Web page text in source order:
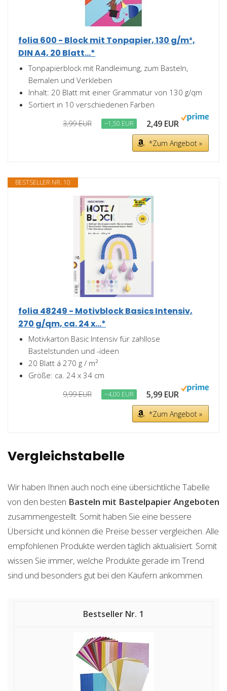
folia 600 - Block mit Tonpapier, 130 g/m²,
DIN A4, 20 Blatt...*
Tonpapierblock mit Randleimung, zum Basteln,
Bemalen und Verkleben
Inhalt: 20 Blatt mit einer Grammatur von 130 g/qm
Sortiert in 10 verschiedenen Farben
3,99 EUR −1,50 EUR 2,49 EUR
*Zum Angebot »
BESTSELLER NR. 10
folia 48249 - Motivblock Basics Intensiv,
270 g/qm, ca. 24 x...*
Motivkarton Basic Intensiv für zahllose
Bastelstunden und -ideen
20 Blatt á 270 g / m²
Größe: ca. 24 x 34 cm
9,99 EUR −4,00 EUR 5,99 EUR
*Zum Angebot »
Vergleichstabelle
Wir haben Ihnen auch noch eine übersichtliche Tabelle
von den besten Basteln mit BastelpapierAngeboten
zusammengestellt. Somit haben Sie eine bessere
Übersicht und können die Preise besser vergleichen. Alle
empfohlenen Produkte werden täglich aktualisiert. Somit
wissen Sie immer, welche Produkte gerade im Trend
sind und besonders gut bei den Käufern ankommen.
1